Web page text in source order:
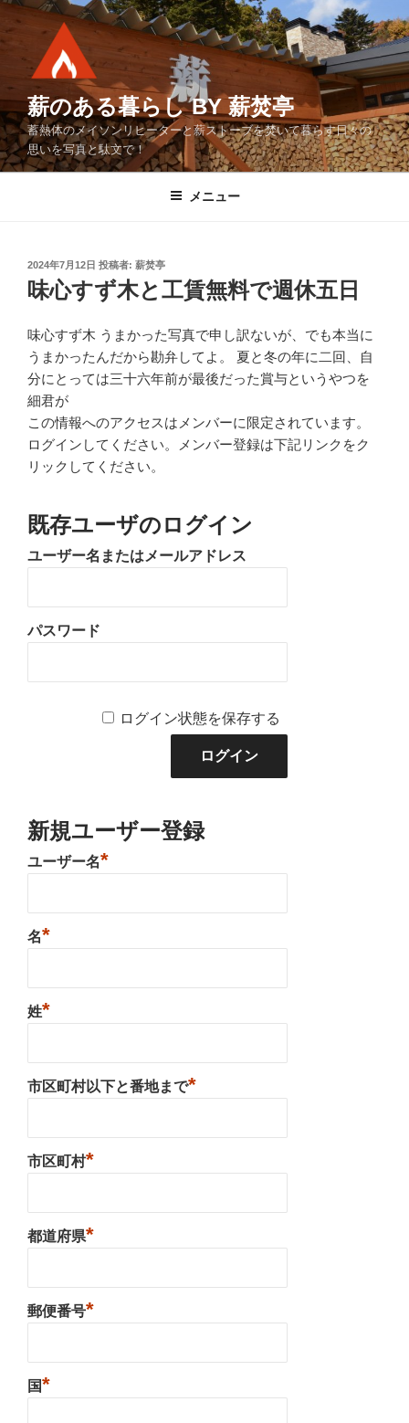
コ
ン
ツ
へ
ス
キ
薪のある暮らし BY 薪焚亭
蓄熱体のメイソンリヒーターと薪ストーブを焚いて暮らす日々の
思いを写真と駄文で！
メニュー
投
稿
日:
2024年7月12日 投稿者: 薪焚亭
味心すず木と工賃無料で週休五日
味心すず木 うまかった写真で申し訳ないが、でも本当に
うまかったんだから勘弁してよ。 夏と冬の年に二回、自
分にとっては三十六年前が最後だった賞与というやつを
細君が
この情報へのアクセスはメンバーに限定されています。
ログインしてください。メンバー登録は下記リンクをク
リックしてください。
既存ユーザのログイン
ユーザー名またはメールアドレス
パスワード
ログイン状態を保存する
新規ユーザー登録
ユーザー名*
名*
姓*
市区町村以下と番地まで*
市区町村*
都道府県*
郵便番号*
国*